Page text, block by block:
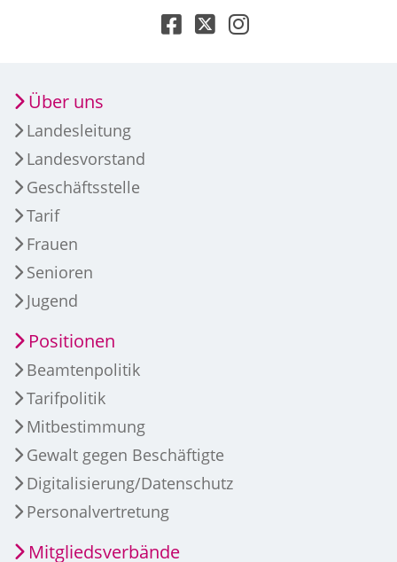
Über uns
Landesleitung
Landesvorstand
Geschäftsstelle
Tarif
Frauen
Senioren
Jugend
Positionen
Beamtenpolitik
Tarifpolitik
Mitbestimmung
Gewalt gegen Beschäftigte
Digitalisierung/Datenschutz
Personalvertretung
Mitgliedsverbände